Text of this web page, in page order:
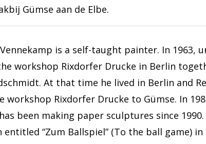
Gümse aan de Elbe.
Vennekamp is a self-taught painter. In 1963,
workshop Rixdorfer Drucke in Berlin
At that time he lived in Berlin and
workshop Rixdorfer Drucke to Gümse. In
been making paper sculptures since
“Zum Ballspiel” (To the ball game)